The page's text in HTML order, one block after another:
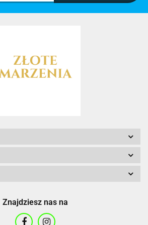
Znajdziesz nas na